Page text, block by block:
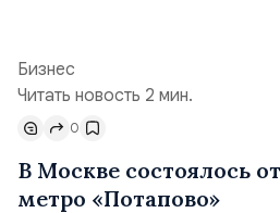
Бизнес
Читать новость 2 мин.
0
В Москве состоялось
метро «Потапово»